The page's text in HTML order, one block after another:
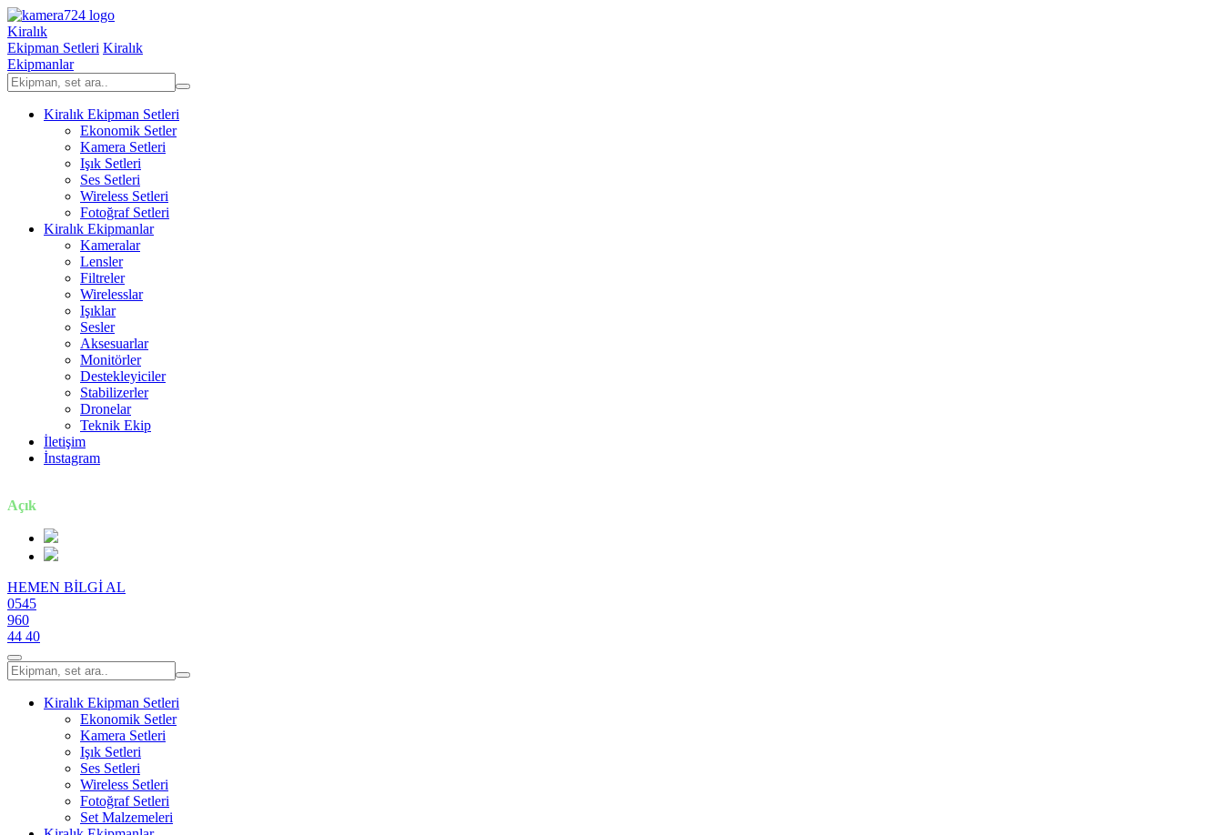
Kiralık
Ekipman Setleri Kiralık
Ekipmanlar
Kiralık Ekipman Setleri
Ekonomik Setler
Kamera Setleri
Işık Setleri
Ses Setleri
Wireless Setleri
Fotoğraf Setleri
Kiralık Ekipmanlar
Kameralar
Lensler
Filtreler
Wirelesslar
Işıklar
Sesler
Aksesuarlar
Monitörler
Destekleyiciler
Stabilizerler
Dronelar
Teknik Ekip
İletişim
İnstagram
Açık
HEMEN BİLGİ AL
0545
960
44 40
Kiralık Ekipman Setleri
Ekonomik Setler
Kamera Setleri
Işık Setleri
Ses Setleri
Wireless Setleri
Fotoğraf Setleri
Set Malzemeleri